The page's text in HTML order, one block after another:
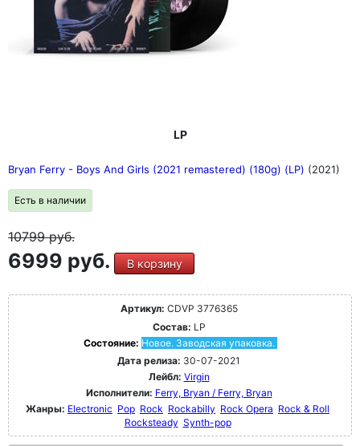
LP
Bryan Ferry - Boys And Girls (2021 remastered) (180g) (LP) (2021)
Есть в наличии
10799руб.
6999 руб. В корзину
Артикул: CDVP 3776365
Состав: LP
Состояние: Новое. Заводская упаковка.
Дата релиза: 30-07-2021
Лейбл: Virgin
Исполнители: Ferry, Bryan / Ferry, Bryan
Жанры: Electronic Pop Rock Rockabilly Rock Opera Rock & Roll
Rocksteady Synth-pop